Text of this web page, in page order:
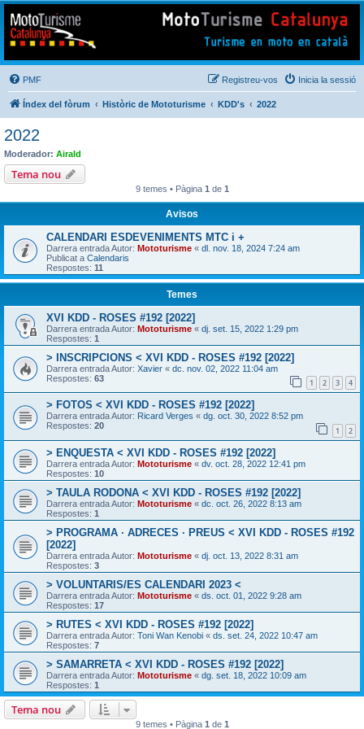
Mototurisme
Turisme en moto en català
PMF Inicia la sessió
Registreu-vos
Índex del fòrum Històric de Mototurisme KDD's 2022
2022
Moderador: Airald
Tema nou
9 temes • Pàgina 1 de 1
Avisos
CALENDARI ESDEVENIMENTS MTC i +
Darrera entrada Autor: Mototurisme « dl. nov. 18, 2024 7:24 am
Publicat a Calendaris
Respostes: 11
Temes
XVI KDD - ROSES #192 [2022]
Darrera entrada Autor: Mototurisme « dj. set. 15, 2022 1:29 pm
Respostes: 1
> INSCRIPCIONS < XVI KDD - ROSES #192 [2022]
Darrera entrada Autor: Xavier « dc. nov. 02, 2022 11:04 am
Respostes: 63 1 2 3 4
> FOTOS < XVI KDD - ROSES #192 [2022]
Darrera entrada Autor: Ricard Verges « dg. oct. 30, 2022 8:52 pm
Respostes: 20 1 2
> ENQUESTA < XVI KDD - ROSES #192 [2022]
Darrera entrada Autor: Mototurisme « dv. oct. 28, 2022 12:41 pm
Respostes: 10
> TAULA RODONA < XVI KDD - ROSES #192 [2022]
Darrera entrada Autor: Mototurisme « dc. oct. 26, 2022 8:13 am
Respostes: 1
> PROGRAMA · ADRECES · PREUS < XVI KDD - ROSES #192
[2022]
Darrera entrada Autor: Mototurisme « dj. oct. 13, 2022 8:31 am
Respostes: 3
> VOLUNTARIS/ES CALENDARI 2023 <
Darrera entrada Autor: Mototurisme « ds. oct. 01, 2022 9:28 am
Respostes: 17
> RUTES < XVI KDD - ROSES #192 [2022]
Darrera entrada Autor: Toni Wan Kenobi « ds. set. 24, 2022 10:47 am
Respostes: 7
> SAMARRETA < XVI KDD - ROSES #192 [2022]
Darrera entrada Autor: Mototurisme « dg. set. 18, 2022 10:09 am
Respostes: 1
Tema nou
9 temes • Pàgina 1 de 1